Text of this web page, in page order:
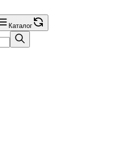
Каталог